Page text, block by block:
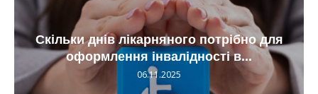
Скільки днів лікарняного потрібно для
оформлення інвалідності в...
06.11.2025